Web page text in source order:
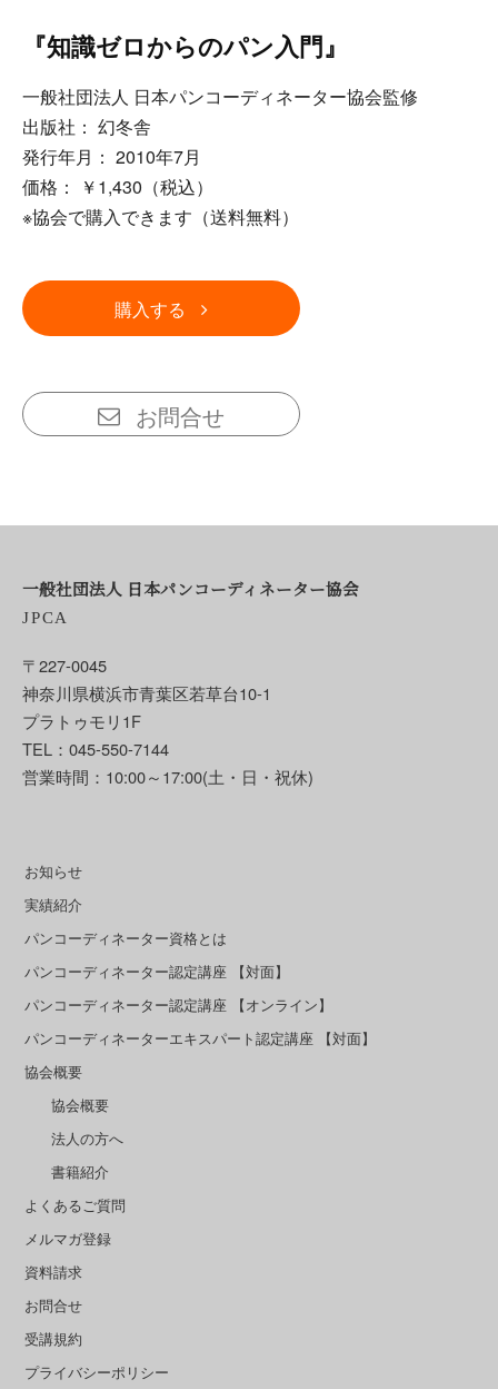
『知識ゼロからのパン入門』
一般社団法人 日本パンコーディネーター協会監修
出版社： 幻冬舎
発行年月： 2010年7月
価格： ￥1,430（税込）
※協会で購入できます（送料無料）
購入する
お問合せ
一般社団法人 日本パンコーディネーター協会
JPCA
〒227-0045
神奈川県横浜市青葉区若草台10-1
プラトゥモリ1F
TEL：045-550-7144
営業時間：10:00～17:00(土・日・祝休)
お知らせ
実績紹介
パンコーディネーター資格とは
パンコーディネーター認定講座 【対面】
パンコーディネーター認定講座 【オンライン】
パンコーディネーターエキスパート認定講座 【対面】
協会概要
協会概要
法人の方へ
書籍紹介
よくあるご質問
メルマガ登録
資料請求
お問合せ
受講規約
プライバシーポリシー